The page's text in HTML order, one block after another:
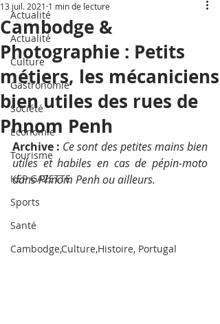
Actualité
Actualité
Culture
Gastronomie
Société
Economie
Tourisme
KEP GAZETTE
Sports
Santé
Cambodge,Culture,Histoire, Portugal
Cambodge &
Photographie : Petits
métiers, les mécaniciens
bien utiles des rues de
Phnom Penh
13 juil. 2021 1 min de lecture
Archive : Ce sont des petites mains bien
utiles et habiles en cas de pépin-moto
dans Phnom Penh ou ailleurs.